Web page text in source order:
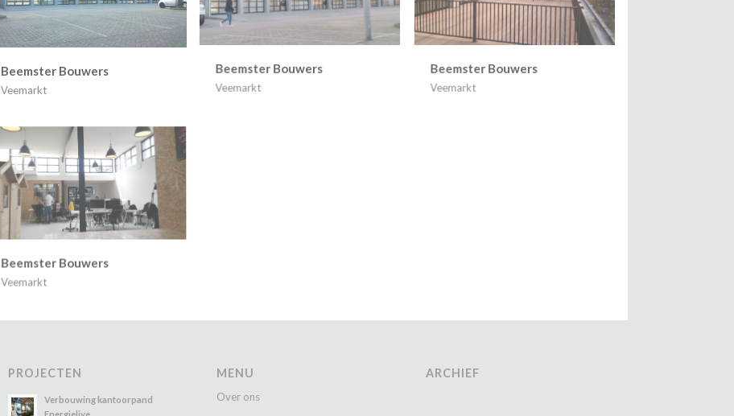
Beemster Bouwers
Veemarkt
Beemster Bouwers
Veemarkt
Beemster Bouwers
Veemarkt
Beemster Bouwers
Veemarkt
PROJECTEN
Verbouwing kantoorpand
Energielive
MENU
Over ons
ARCHIEF